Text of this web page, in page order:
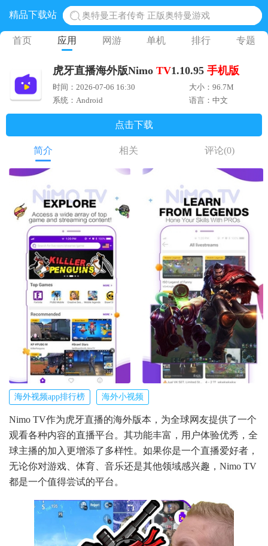
精品下载站
奥特曼王者传奇 正版奥特曼游戏
地铁跑酷体验服国际服 地铁跑酷体验服版本
黎明觉醒生机腾讯正版 黎明觉醒生机国际服
蛋仔派对下载 蛋仔派对体验服
首页 应用 网游 单机 排行 专题
虎牙直播海外版Nimo TV1.10.95 手机版
时间：2026-07-06 16:30
大小：96.7M
系统：Android
语言：中文
点击下载
简介 相关 评论(0)
海外视频app排行榜 海外小视频
Nimo TV作为虎牙直播的海外版本，为全球网友提供了一个
观看各种内容的直播平台。其功能丰富，用户体验优秀，全
球主播的加入更增添了多样性。如果你是一个直播爱好者，
无论你对游戏、体育、音乐还是其他领域感兴趣，Nimo TV
都是一个值得尝试的平台。